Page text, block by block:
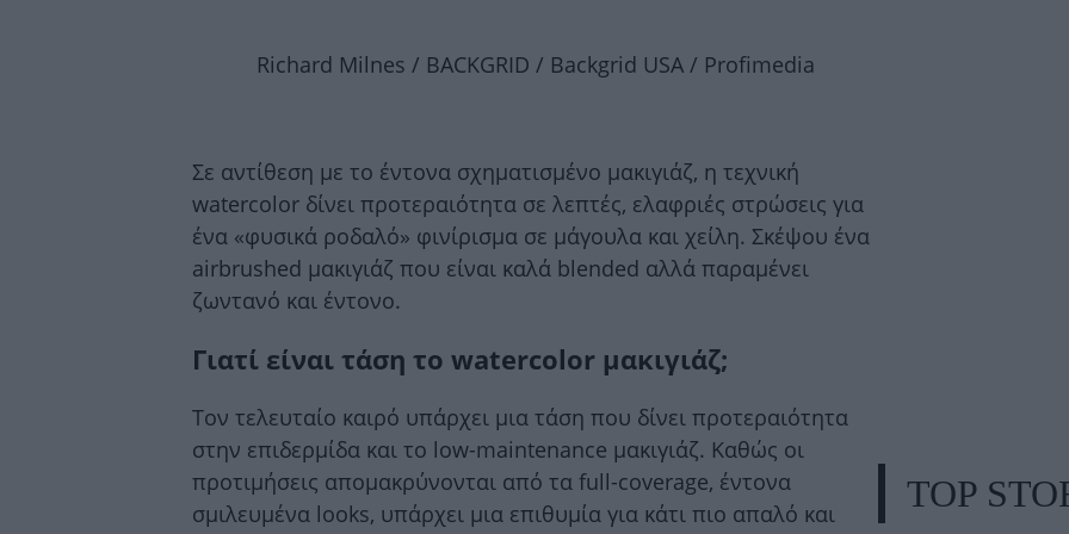
Richard Milnes / BACKGRID / Backgrid USA / Profimedia
Σε αντίθεση με το έντονα σχηματισμένο μακιγιάζ, η τεχνική
watercolor δίνει προτεραιότητα σε λεπτές, ελαφριές στρώσεις για
ένα «φυσικά ροδαλό» φινίρισμα σε μάγουλα και χείλη. Σκέψου ένα
airbrushed μακιγιάζ που είναι καλά blended αλλά παραμένει
ζωντανό και έντονο.
Γιατί είναι τάση το watercolor μακιγιάζ;
Τον τελευταίο καιρό υπάρχει μια τάση που δίνει προτεραιότητα
στην επιδερμίδα και το low-maintenance μακιγιάζ. Καθώς οι
προτιμήσεις απομακρύνονται από τα full-coverage, έντονα
σμιλευμένα looks, υπάρχει μια επιθυμία για κάτι πιο απαλό και
TOP